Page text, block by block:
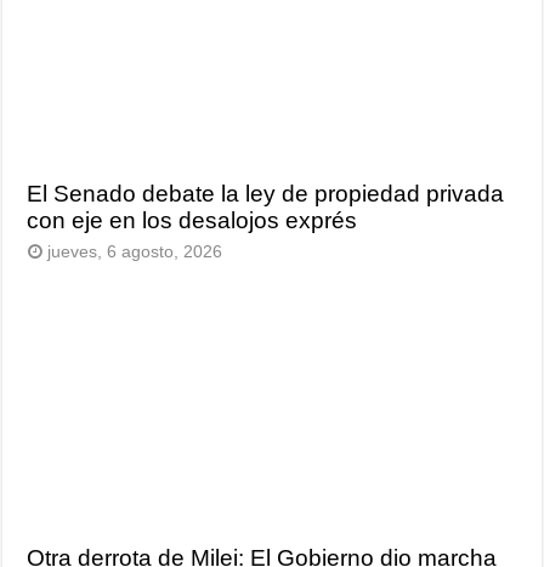
El Senado debate la ley de propiedad privada
con eje en los desalojos exprés
jueves, 6 agosto, 2026
Otra derrota de Milei: El Gobierno dio marcha